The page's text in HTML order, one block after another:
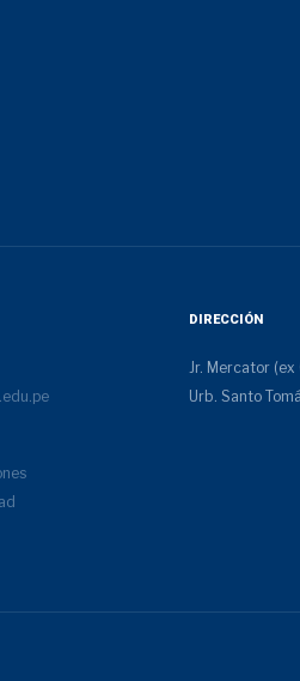
DIRECCIÓN
Jr. Mercator (ex
Urb. Santo